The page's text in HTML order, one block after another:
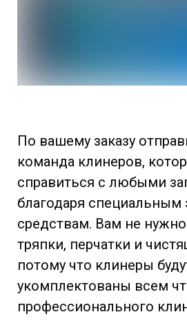
По вашему заказу
команда клинеров,
справиться с любыми
благодаря специальным
средствам. Вам не
тряпки, перчатки и
потому что клинеры
укомплектованы всем
профессионального